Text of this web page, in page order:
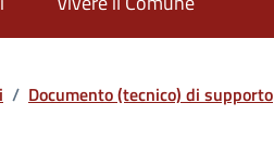
/ Documento (tecnico) di supporto